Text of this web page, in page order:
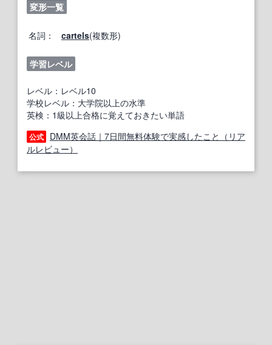
変形一覧
名詞： cartels(複数形)
学習レベル
レベル：レベル10
学校レベル：大学院以上の水準
英検：1級以上合格に覚えておきたい単語
公式
DMM英会話｜7日間無料体験で実感したこと（リア
ルレビュー）